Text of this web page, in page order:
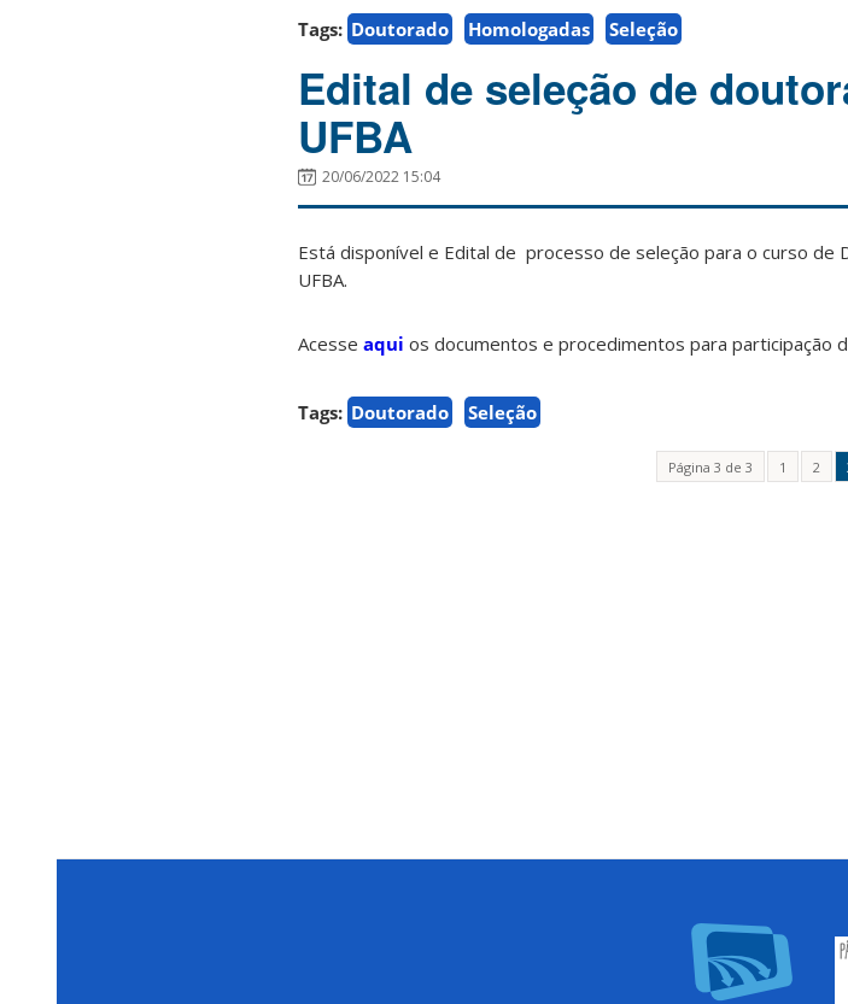
Tags: Doutorado Homologadas Seleção
Edital de seleção de
UFBA
20/06/2022 15:04
Está disponível e Edital de processo de seleção para o curso de
UFBA.
Acesse aqui os documentos e procedimentos para participação
Tags: Doutorado Seleção
Página 3 de 3 1 2